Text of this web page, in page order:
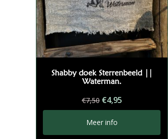
Shabby doek Sterrenbeeld ||
Waterman.
€7,50 Oorspronkelijke
prijs
was:
€7,50.
€4,95Huidige
prijs
€4,95.
Meer info